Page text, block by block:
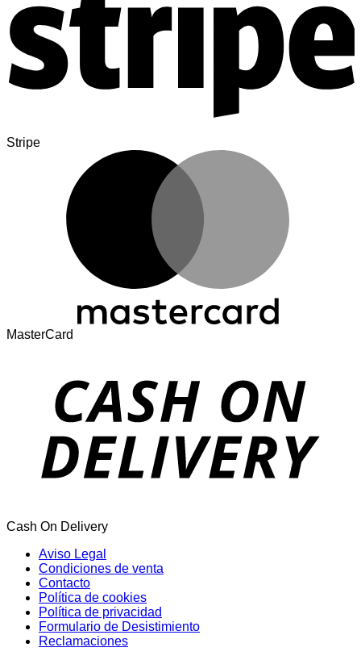
Stripe
MasterCard
Cash On Delivery
Aviso Legal
Condiciones de venta
Contacto
Política de cookies
Política de privacidad
Formulario de Desistimiento
Reclamaciones